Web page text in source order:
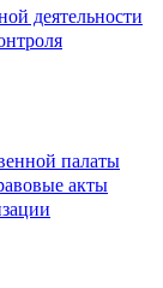
деятельности
палаты
акты